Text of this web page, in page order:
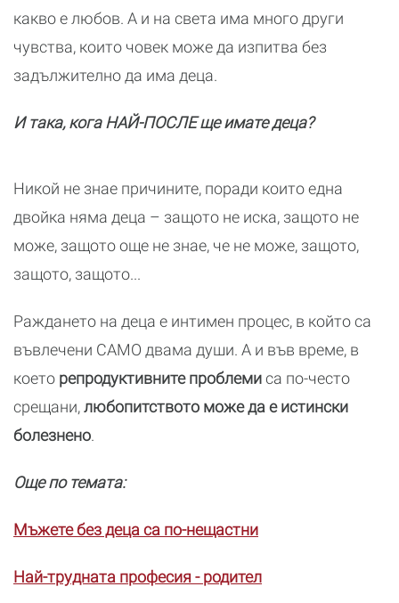
какво е любов. А и на света има много други
чувства, които човек може да изпитва без
задължително да има деца.
И така, кога НАЙ-ПОСЛЕ ще имате деца?
Никой не знае причините, поради които една
двойка няма деца – защото не иска, защото не
може, защото още не знае, че не може, защото,
защото, защото...
Раждането на деца е интимен процес, в който са
въвлечени САМО двама души. А и във време, в
което репродуктивните проблемиса по-често
срещани,любопитството може да е истински
болезнено.
Още по темата:
Мъжете без деца са по-нещастни
Най-трудната професия - родител